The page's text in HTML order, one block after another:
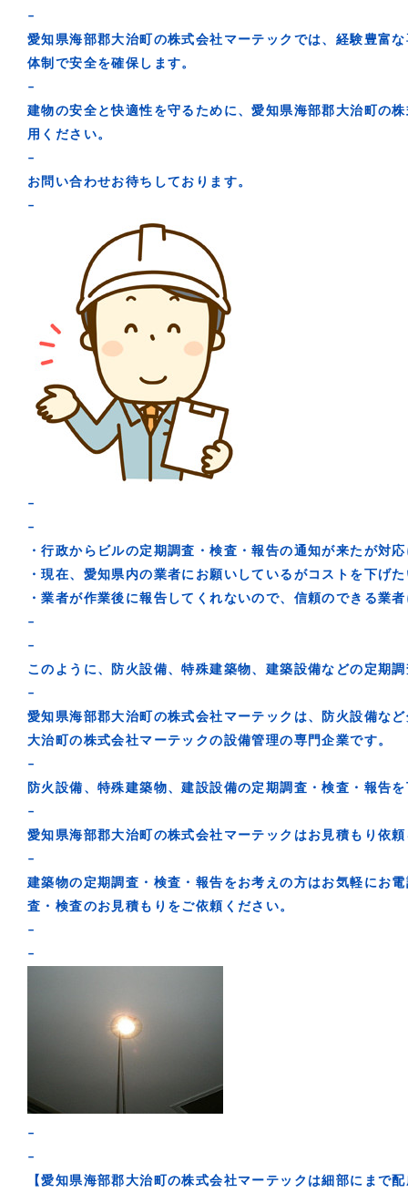
–
愛知県海部郡大治町の株式会社マーテックでは、経験豊富
体制で安全を確保します。
–
建物の安全と快適性を守るために、愛知県海部郡大治町の
用ください。
–
お問い合わせお待ちしております。
–
–
–
・行政からビルの定期調査・検査・報告の通知が来たが対
・現在、愛知県内の業者にお願いしているがコストを下げ
・業者が作業後に報告してくれないので、信頼のできる業
–
–
このように、防火設備、特殊建築物、建築設備などの定期
–
愛知県海部郡大治町の株式会社マーテックは、防火設備な
大治町の株式会社マーテックの設備管理の専門企業です。
–
防火設備、特殊建築物、建設設備の定期調査・検査・報告
–
愛知県海部郡大治町の株式会社マーテックはお見積もり依
–
建築物の定期調査・検査・報告をお考えの方はお気軽にお
査・検査のお見積もりをご依頼ください。
–
–
–
–
【愛知県海部郡大治町の株式会社マーテックは細部にまで